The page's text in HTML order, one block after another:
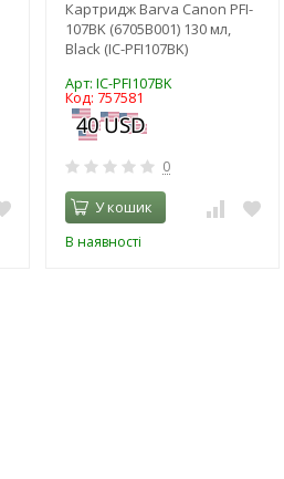
Картридж Barva Canon PFI-
107BK (6705B001) 130 мл,
Black (IC-PFI107BK)
Арт: IC-PFI107BK
Код: 757581
0
У кошик
В наявності